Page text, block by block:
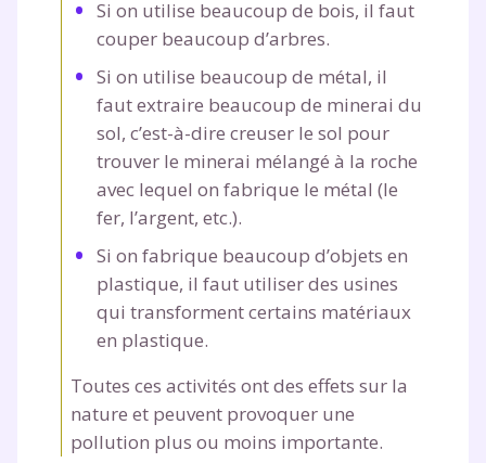
Si on utilise beaucoup de bois, il faut
couper beaucoup d’arbres.
Si on utilise beaucoup de métal, il
faut extraire beaucoup de minerai du
sol, c’est-à-dire creuser le sol pour
trouver le minerai mélangé à la roche
avec lequel on fabrique le métal (le
fer, l’argent, etc.).
Si on fabrique beaucoup d’objets en
plastique, il faut utiliser des usines
qui transforment certains matériaux
en plastique.
Toutes ces activités ont des effets sur la
nature et peuvent provoquer une
pollution plus ou moins importante.